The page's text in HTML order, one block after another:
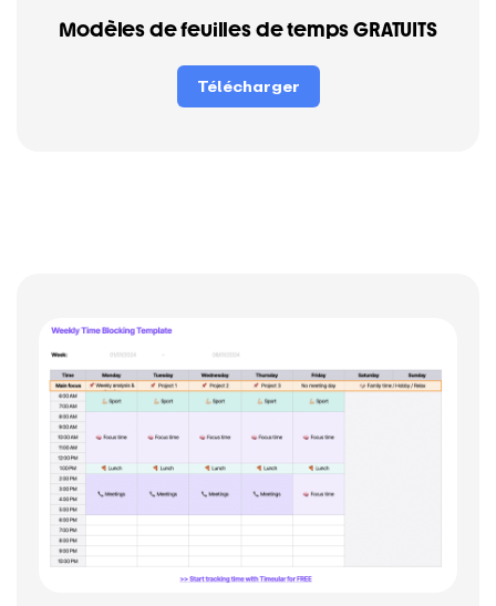
Modèles de feuilles de temps GRATUITS
Télécharger